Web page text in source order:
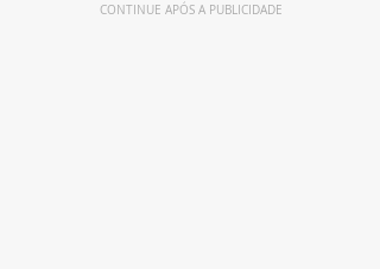
CONTINUE APÓS A PUBLICIDADE